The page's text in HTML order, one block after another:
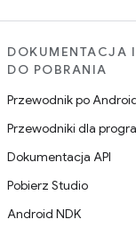
DOKUMENTACJA
DO POBRANIA
Przewodnik po
Przewodniki dla
Dokumentacja API
Pobierz Studio
Android NDK